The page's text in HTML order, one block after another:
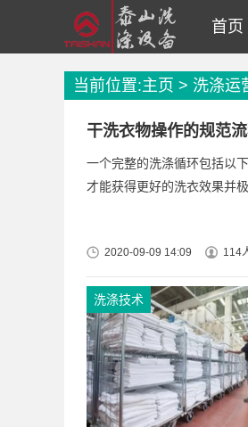
首页
当前位置:主页 > 洗涤运
干洗衣物操作的规范
一个完整的洗涤循环包括以
才能获得更好的洗衣效果并
2020-09-09 14:09 114
洗涤技术